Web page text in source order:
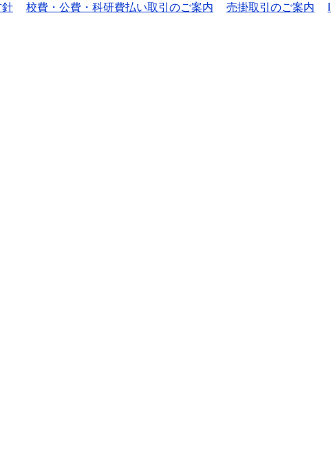
針 校費・公費・科研費払い取引のご案内 売掛取引のご案内